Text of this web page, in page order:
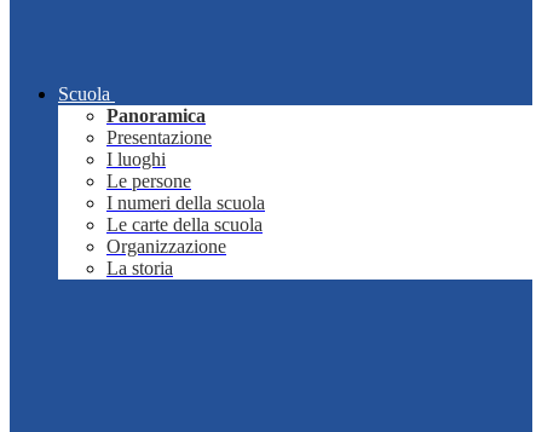
Scuola
Panoramica
Presentazione
I luoghi
Le persone
I numeri della scuola
Le carte della scuola
Organizzazione
La storia